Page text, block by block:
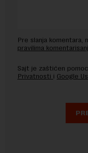
Pre slanja komentara,
pravilima
Sajt je zaštićen
Privatnosti i Google